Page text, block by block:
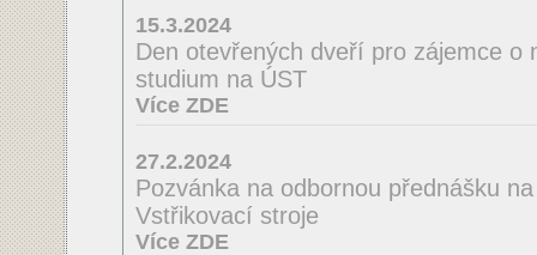
15.3.2024
Den otevřených dveří pro zájemce o
studium na ÚST
Více ZDE
27.2.2024
Pozvánka na odbornou přednášku
Vstřikovací stroje
Více ZDE